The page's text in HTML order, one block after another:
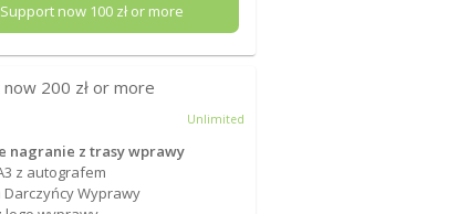
Support now 100zł or more
now 200 zł or more
Unlimited
nagranie z trasy wprawy
z autografem
Darczyńcy Wyprawy